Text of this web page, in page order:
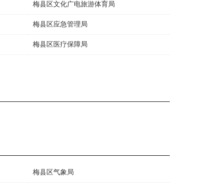
梅县区文化广电旅游体育局
梅县区应急管理局
梅县区医疗保障局
梅县区气象局